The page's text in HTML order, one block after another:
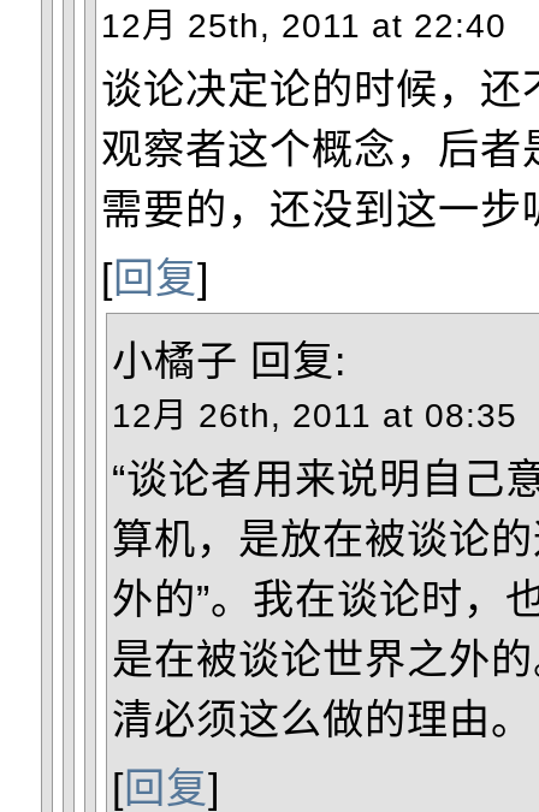
12月 25th, 2011 at 22:40
谈论决定论的时候，还
观察者这个概念，后者
需要的，还没到这一步
[回复]
小橘子 回复:
12月 26th, 2011 at 08:35
“谈论者用来说明自己
算机，是放在被谈论
外的”。我在谈论时，
是在被谈论世界之外
清必须这么做的理由。
[回复]